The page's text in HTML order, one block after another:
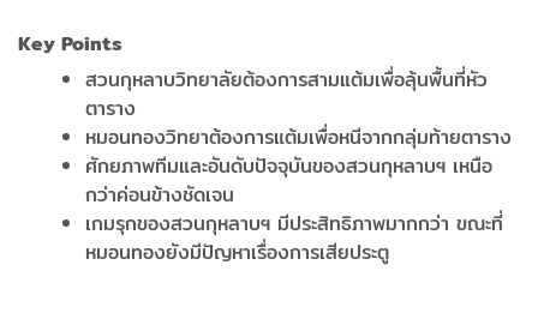
Key Points
สวนกุหลาบวิทยาลัยต้องการสามแต้มเพื่อลุ้นพื้นที่หัว
ตาราง
หมอนทองวิทยาต้องการแต้มเพื่อหนีจากกลุ่มท้ายตาราง
ศักยภาพทีมและอันดับปัจจุบันของสวนกุหลาบฯ เหนือ
กว่าค่อนข้างชัดเจน
เกมรุกของสวนกุหลาบฯ มีประสิทธิภาพมากกว่า ขณะที่
หมอนทองยังมีปัญหาเรื่องการเสียประตู